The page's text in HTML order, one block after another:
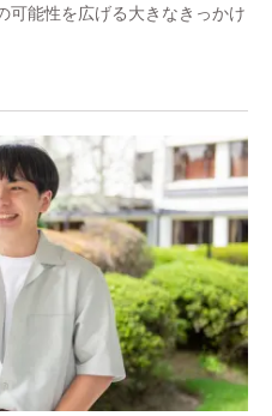
可能性を広げる大きなきっかけ